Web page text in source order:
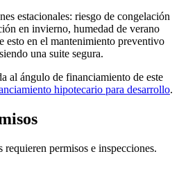
estacionales: riesgo de congelación
en invierno, humedad de verano
esto en el mantenimiento preventivo
una suite segura.
al ángulo de financiamiento de este
hipotecario para desarrollo.
requieren permisos e inspecciones.